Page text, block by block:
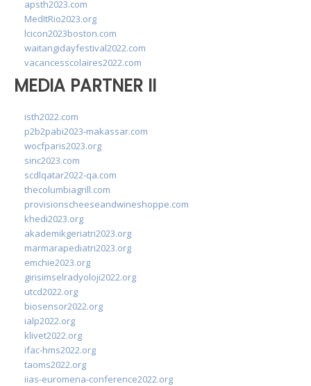
apsth2023.com
MedItRio2023.org
lcicon2023boston.com
waitangidayfestival2022.com
vacancesscolaires2022.com
MEDIA PARTNER II
isth2022.com
p2b2pabi2023-makassar.com
wocfparis2023.org
sinc2023.com
scdlqatar2022-qa.com
thecolumbiagrill.com
provisionscheeseandwineshoppe.com
khedi2023.org
akademikgeriatri2023.org
marmarapediatri2023.org
emchie2023.org
girisimselradyoloji2022.org
utcd2022.org
biosensor2022.org
ialp2022.org
klivet2022.org
ifac-hms2022.org
taoms2022.org
iias-euromena-conference2022.org